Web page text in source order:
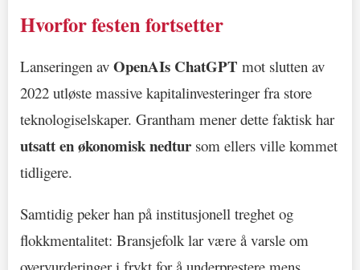
Hvorfor festen fortsetter
Lanseringen av OpenAIs ChatGPT mot slutten av
2022 utløste massive kapitalinvesteringer fra store
teknologiselskaper. Grantham mener dette faktisk har
utsatt en økonomisk nedtur som ellers ville kommet
tidligere.
Samtidig peker han på institusjonell treghet og
flokkmentalitet: Bransjefolk lar være å varsle om